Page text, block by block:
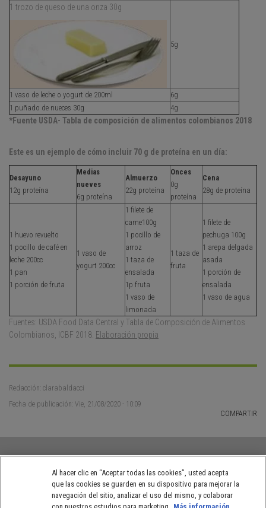
1 trozo de queso de una onza 30g
5g
1 vaso de leche o yogurt de 200ml
6g
1 puñado de nueces 30g
4g
*Fuente USDA- Tabla de composición de alimentos colombianos 2018
Este es un ejemplo de cómo incluir 70 g de proteína en un día:
Desayuno
12g proteína
Medias
nueves
6g proteína
Almuerzo
22g proteína
Onces
0g
proteína
Cena
28g de proteína
1 huevo revuelto
1 pocillo de café en
leche 200cc
1 pan
1 porción de fruta
1 vaso de
yogurt 200cc
1 filete de
carne100g
1 pocillo de
arroz
1 taza de
ensalada
1p fruta
1 vaso de
limonada
1 taza de
fruta
1 filete de
pechuga 100g
1 arepa delgada
asada
1 porción de
ensalada
1 vaso de agua
Fuentes: USDA Food Data Central y Tabla de Composición de Alimentos
Colombianos, ICBF 2018. Elaboración propia
Redacción: clarabaldacci
Fecha de publicación: Vie, 21/08/2020 - 10:09
COMPARTIR
Políticas de privacidad de NESTLÉ® Colombia Términos de uso
Al hacer clic en “Aceptar todas las cookies”, usted acepta
que las cookies se guarden en su dispositivo para mejorar la
navegación del sitio, analizar el uso del mismo, y colaborar